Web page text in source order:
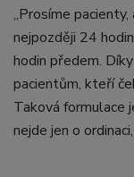
„Prosíme
nejpozději 24
hodin předem.
pacientům, kteří
Taková formulace
nejde jen o